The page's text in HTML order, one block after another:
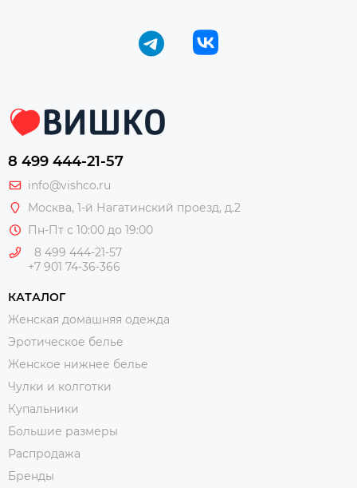
8 499 444-21-57
info@vishco.ru
Москва, 1-й Нагатинский проезд, д.2
Пн-Пт с 10:00 до 19:00
8 499 444-21-57
+7 901 74-36-366
КАТАЛОГ
Женская домашняя одежда
Эротическое белье
Женское нижнее белье
Чулки и колготки
Купальники
Большие размеры
Распродажа
Бренды